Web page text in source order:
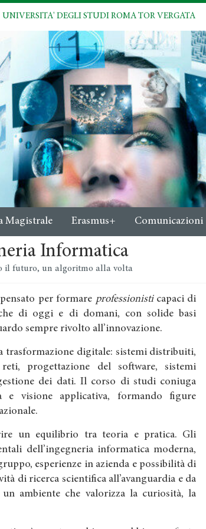
UNIVERSITA' DEGLI STUDI ROMA TOR VERGATA
Magistrale Erasmus+ Comunicazioni
Informatica
il futuro, un algoritmo alla volta
per formare professionisticapaci di
di oggi e di domani, con solide basi
sempre rivolto all’innovazione.
trasformazione digitale: sistemi distribuiti,
progettazione del software, sistemi
dei dati. Il corso di studi coniuga
e visione applicativa, formando figure
un equilibrio tra teoria e pratica. Gli
dell’ingegneria informatica moderna,
esperienze in azienda e possibilità di
di ricerca scientifica all’avanguardia e da
ambiente che valorizza la curiosità, la